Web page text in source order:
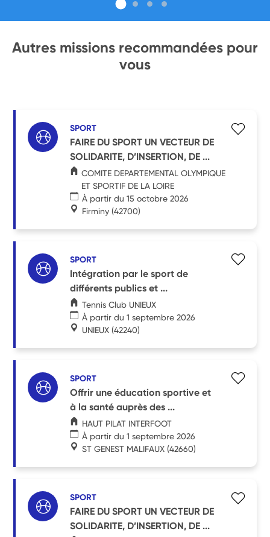
Autres missions recommandées pour
vous
SPORT
FAIRE DU SPORT UN VECTEUR DE
SOLIDARITE, D’INSERTION, DE ...
COMITE DEPARTEMENTAL OLYMPIQUE
ET SPORTIF DE LA LOIRE
À partir du 15 octobre 2026
Firminy (42700)
SPORT
Intégration par le sport de
différents publics et ...
Tennis Club UNIEUX
À partir du 1 septembre 2026
UNIEUX (42240)
SPORT
Offrir une éducation sportive et
à la santé auprès des ...
HAUT PILAT INTERFOOT
À partir du 1 septembre 2026
ST GENEST MALIFAUX (42660)
SPORT
FAIRE DU SPORT UN VECTEUR DE
SOLIDARITE, D’INSERTION, DE ...